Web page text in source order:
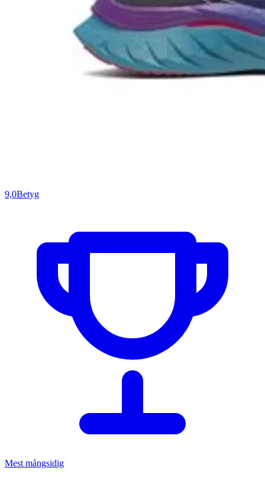
9,0Betyg
Mest mångsidig